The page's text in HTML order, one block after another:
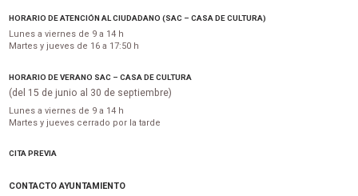
HORARIO DE ATENCIÓN AL CIUDADANO (SAC – CASA DE CULTURA)
Lunes a viernes de 9 a 14 h
Martes y jueves de 16 a 17:50 h
HORARIO DE VERANO SAC – CASA DE CULTURA
(del 15 de junio al 30 de septiembre)
Lunes a viernes de 9 a 14 h
Martes y jueves cerrado por la tarde
CITA PREVIA
CONTACTO AYUNTAMIENTO